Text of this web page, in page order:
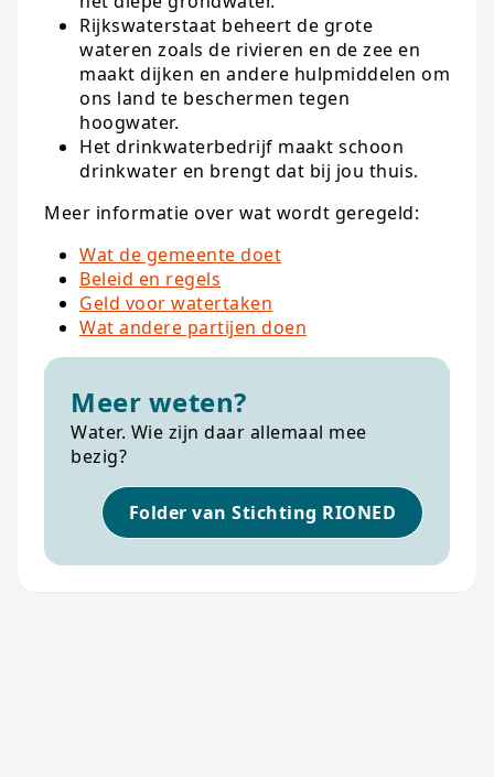
Rijkswaterstaat beheert de grote
wateren zoals de rivieren en de zee en
maakt dijken en andere hulpmiddelen om
ons land te beschermen tegen
hoogwater.
Het drinkwaterbedrijf maakt schoon
drinkwater en brengt dat bij jou thuis.
Meer informatie over wat wordt geregeld:
Wat de gemeente doet
Beleid en regels
Geld voor watertaken
Wat andere partijen doen
Meer weten?
Water. Wie zijn daar allemaal mee
bezig?
Folder van Stichting RIONED